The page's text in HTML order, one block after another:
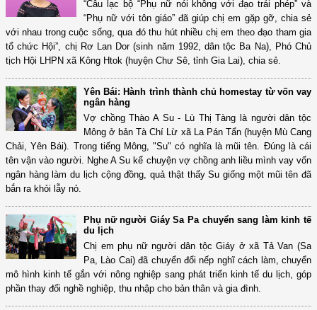
“Câu lạc bộ “Phụ nữ nói không với đạo trái phép” và
“Phụ nữ với tôn giáo” đã giúp chị em gặp gỡ, chia sẻ
với nhau trong cuộc sống, qua đó thu hút nhiều chị em theo đạo tham gia
tổ chức Hội”, chị Rơ Lan Dor (sinh năm 1992, dân tộc Ba Na), Phó Chủ
tịch Hội LHPN xã Kông Htok (huyện Chư Sê, tỉnh Gia Lai), chia sẻ.
Yên Bái: Hành trình thành chủ homestay từ vốn vay
ngân hàng
Vợ chồng Thào A Su - Lù Thị Tàng là người dân tộc
Mông ở bản Tà Chí Lừ xã La Pán Tẩn (huyện Mù Cang
Chải, Yên Bái). Trong tiếng Mông, "Su" có nghĩa là mũi tên. Đúng là cái
tên vận vào người. Nghe A Su kể chuyện vợ chồng anh liều mình vay vốn
ngân hàng làm du lịch cộng đồng, quả thật thấy Su giống một mũi tên đã
bắn ra khỏi lẫy nỏ.
Phụ nữ người Giáy Sa Pa chuyển sang làm kinh tế
du lịch
Chị em phụ nữ người dân tộc Giáy ở xã Tả Van (Sa
Pa, Lào Cai) đã chuyển đổi nếp nghĩ cách làm, chuyển
mô hình kinh tế gắn với nông nghiệp sang phát triển kinh tế du lịch, góp
phần thay đổi nghề nghiệp, thu nhập cho bản thân và gia đình.